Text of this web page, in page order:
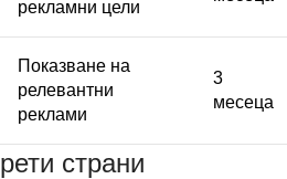
рекламни цели
Показване на
релевантни
реклами
3
месеца
страни